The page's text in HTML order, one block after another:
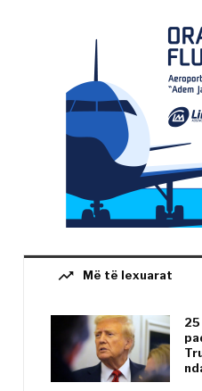
trending_up Më të lexuarat